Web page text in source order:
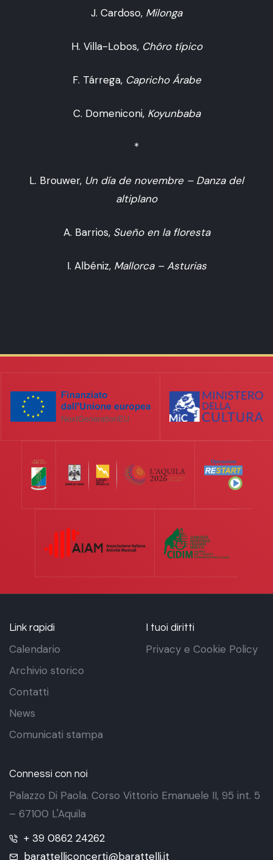
J. Cardoso, Milonga
H. Villa-Lobos, Chôro típico
F. Tárrega, Capricho Árabe
C. Domeniconi, Koyunbaba
*
L. Brouwer, Un día de novembre – Danza del
altiplano
A. Barrios, Sueño en la floresta
I. Albéniz, Mallorca – Asturias
Link rapidi
Calendario
Archivio storico
Contatti
News
Comunicati stampa
I tuoi diritti
Privacy e Cookie Policy
Connessi con noi
Palazzo Di Paola. Corso Vittorio Emanuele II, 95 int. 5
– 67100 L'Aquila
+ 39 0862 24262
barattelliconcerti@barattelli.it